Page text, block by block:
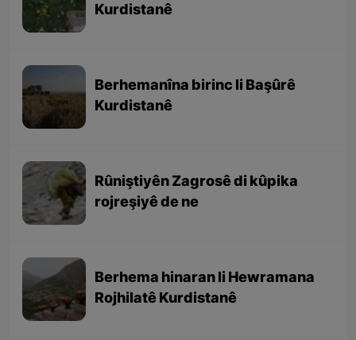
Kurdistanê
Berhemanîna birinc li Başûrê
Kurdistanê
Rûniştiyên Zagrosê di kûpika
rojreşiyê de ne
Berhema hinaran li Hewramana
Rojhilatê Kurdistanê